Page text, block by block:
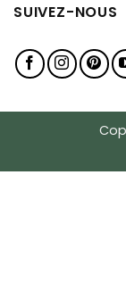
SUIVEZ-NOUS